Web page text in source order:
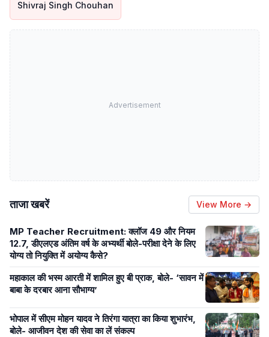
Shivraj Singh Chouhan
Advertisement
ताजा खबरें View More →
MP Teacher Recruitment: क्लॉज 49 और नियम
12.7, डीएलएड अंतिम वर्ष के अभ्यर्थी बोले-परीक्षा देने के लिए
योग्य तो नियुक्ति में अयोग्य कैसे?
महाकाल की भस्म आरती में शामिल हुए बी प्राक, बोले- ‘सावन में
बाबा के दरबार आना सौभाग्य’
भोपाल में सीएम मोहन यादव ने तिरंगा यात्रा का किया शुभारंभ,
बोले- आजीवन देश की सेवा का लें संकल्प